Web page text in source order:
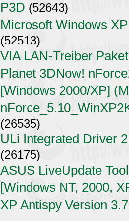
P3D (52643)
Microsoft Windows
(52513)
VIA LAN-Treiber
Planet 3DNow!
[Windows 2000/XP]
(26535)
ULi Integrated Driver
(26175)
ASUS LiveUpdate
[Windows NT, 2000,
XP Antispy Version